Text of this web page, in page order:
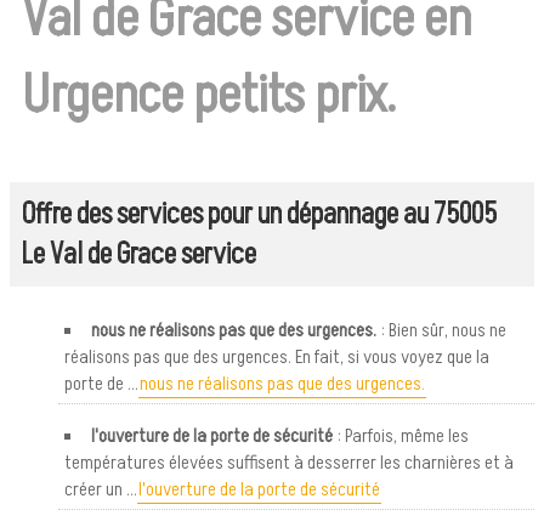
Val de Grace service en
Urgence petits prix.
Offre des services pour un dépannage au 75005
Le Val de Grace service
nous ne réalisons pas que des urgences. : Bien sûr, nous ne
réalisons pas que des urgences. En fait, si vous voyez que la
porte de ...nous ne réalisons pas que des urgences.
l'ouverture de la porte de sécurité : Parfois, même les
températures élevées suffisent à desserrer les charnières et à
créer un ...l'ouverture de la porte de sécurité